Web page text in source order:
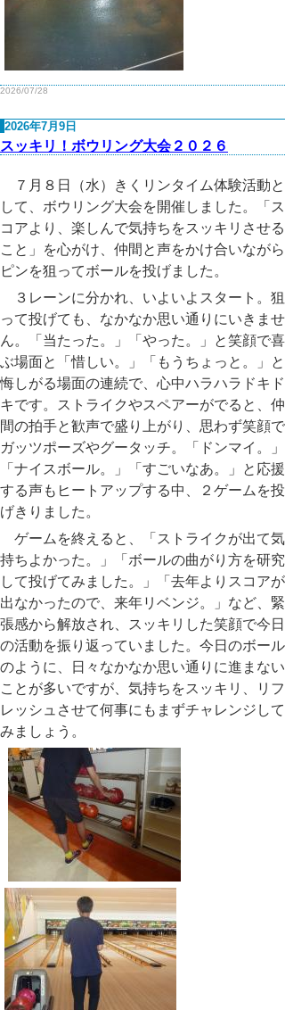
2026/07/28
2026年7月9日
スッキリ！ボウリング大会２０２６
７月８日（水）きくリンタイム体験活動と
して、ボウリング大会を開催しました。「ス
コアより、楽しんで気持ちをスッキリさせる
こと」を心がけ、仲間と声をかけ合いながら
ピンを狙ってボールを投げました。
３レーンに分かれ、いよいよスタート。狙
って投げても、なかなか思い通りにいきませ
ん。「当たった。」「やった。」と笑顔で喜
ぶ場面と「惜しい。」「もうちょっと。」と
悔しがる場面の連続で、心中ハラハラドキド
キです。ストライクやスペアーがでると、仲
間の拍手と歓声で盛り上がり、思わず笑顔で
ガッツポーズやグータッチ。「ドンマイ。」
「ナイスボール。」「すごいなあ。」と応援
する声もヒートアップする中、２ゲームを投
げきりました。
ゲームを終えると、「ストライクが出て気
持ちよかった。」「ボールの曲がり方を研究
して投げてみました。」「去年よりスコアが
出なかったので、来年リベンジ。」など、緊
張感から解放され、スッキリした笑顔で今日
の活動を振り返っていました。今日のボール
のように、日々なかなか思い通りに進まない
ことが多いですが、気持ちをスッキリ、リフ
レッシュさせて何事にもまずチャレンジして
みましょう。